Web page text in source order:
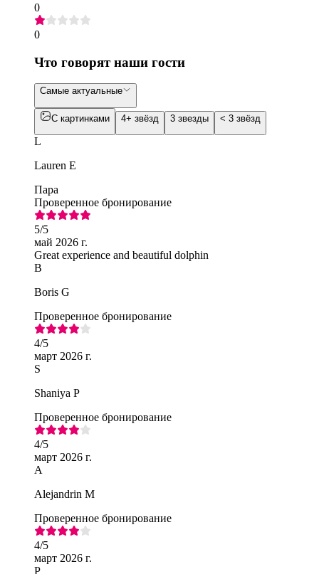
0
0
Что говорят наши гости
Самые актуальные
С картинками 4+ звёзд 3 звезды < 3 звёзд
L
Lauren E
Пара
Проверенное бронирование
5/5
май 2026 г.
Great experience and beautiful dolphin
B
Boris G
Проверенное бронирование
4/5
март 2026 г.
S
Shaniya P
Проверенное бронирование
4/5
март 2026 г.
A
Alejandrin M
Проверенное бронирование
4/5
март 2026 г.
P